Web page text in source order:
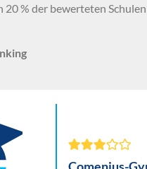
20 % der bewerteten